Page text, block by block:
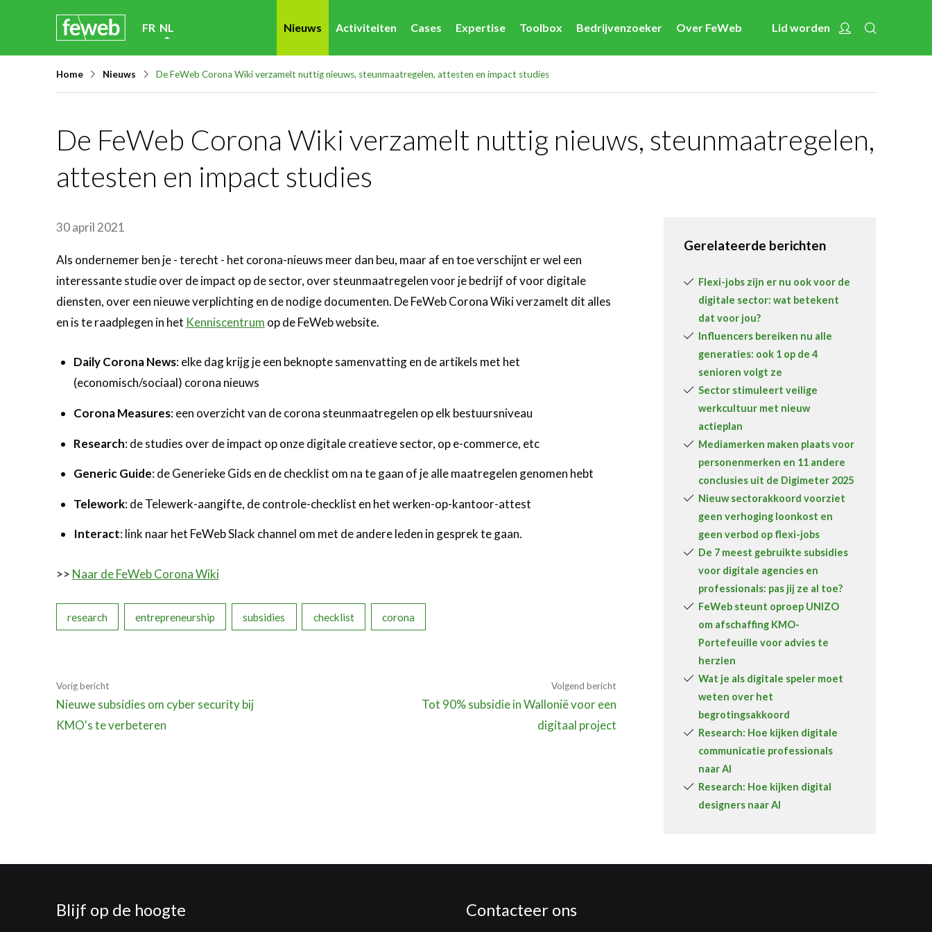
content
FR NL Nieuws Activiteiten Cases Expertise Toolbox Bedrijvenzoeker Over FeWeb Lid worden Account
Home Nieuws De FeWeb Corona Wiki verzamelt nuttig nieuws, steunmaatregelen, attesten en impact studies
De FeWeb Corona Wiki verzamelt nuttig nieuws, steunmaatregelen,
attesten en impact studies
30 april 2021
Als ondernemer ben je - terecht - het corona-nieuws meer dan beu, maar af en toe verschijnt er wel een
interessante studie over de impact op de sector, over steunmaatregelen voor je bedrijf of voor digitale
diensten, over een nieuwe verplichting en de nodige documenten. De FeWeb Corona Wiki verzamelt dit alles
en is te raadplegen in het Kenniscentrum op de FeWeb website.
Daily Corona News: elke dag krijg je een beknopte samenvatting en de artikels met het
(economisch/sociaal) corona nieuws
Corona Measures: een overzicht van de corona steunmaatregelen op elk bestuursniveau
Research: de studies over de impact op onze digitale creatieve sector, op e-commerce, etc
Generic Guide: de Generieke Gids en de checklist om na te gaan of je alle maatregelen genomen hebt
Telework: de Telewerk-aangifte, de controle-checklist en het werken-op-kantoor-attest
Interact: link naar het FeWeb Slack channel om met de andere leden in gesprek te gaan.
>> Naar de FeWeb Corona Wiki
research entrepreneurship subsidies checklist corona
Vorig bericht
Nieuwe subsidies om cyber security bij
KMO's te verbeteren
Volgend bericht
Tot 90% subsidie in Wallonië voor een
digitaal project
Gerelateerde berichten
Flexi-jobs zijn er nu ook voor de
digitale sector: wat betekent
dat voor jou?
Influencers bereiken nu alle
generaties: ook 1 op de 4
senioren volgt ze
Sector stimuleert veilige
werkcultuur met nieuw
actieplan
Mediamerken maken plaats voor
personenmerken en 11 andere
conclusies uit de Digimeter 2025
Nieuw sectorakkoord voorziet
geen verhoging loonkost en
geen verbod op flexi-jobs
De 7 meest gebruikte subsidies
voor digitale agencies en
professionals: pas jij ze al toe?
FeWeb steunt oproep UNIZO
om afschaffing KMO-
Portefeuille voor advies te
herzien
Wat je als digitale speler moet
weten over het
begrotingsakkoord
Research: Hoe kijken digitale
communicatie professionals
naar AI
Research: Hoe kijken digital
designers naar AI
Blijf op de hoogte Contacteer ons
Nieuws
Jobs in de sector
Bedrijvenzoeker
Over FeWeb
Lid worden